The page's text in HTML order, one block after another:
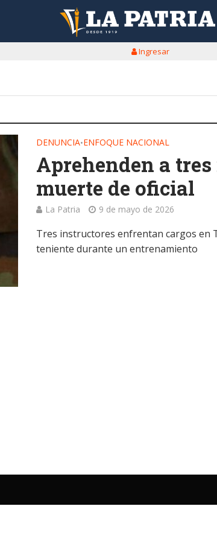
Ingresar
DENUNCIA•ENFOQUE NACIONAL
Aprehenden a
muerte de oficial
La Patria 9 de mayo de 2026
Tres instructores enfrentan cargos en
teniente durante un entrenamiento